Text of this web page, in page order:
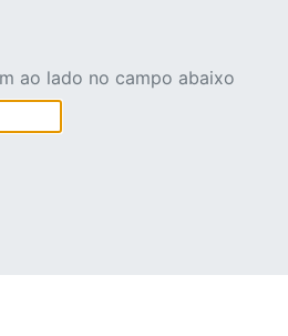
ao lado no campo abaixo